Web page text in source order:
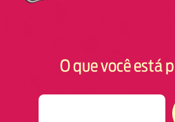
O que você está